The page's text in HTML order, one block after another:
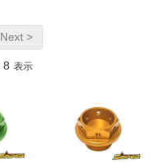
Next >
8 表示